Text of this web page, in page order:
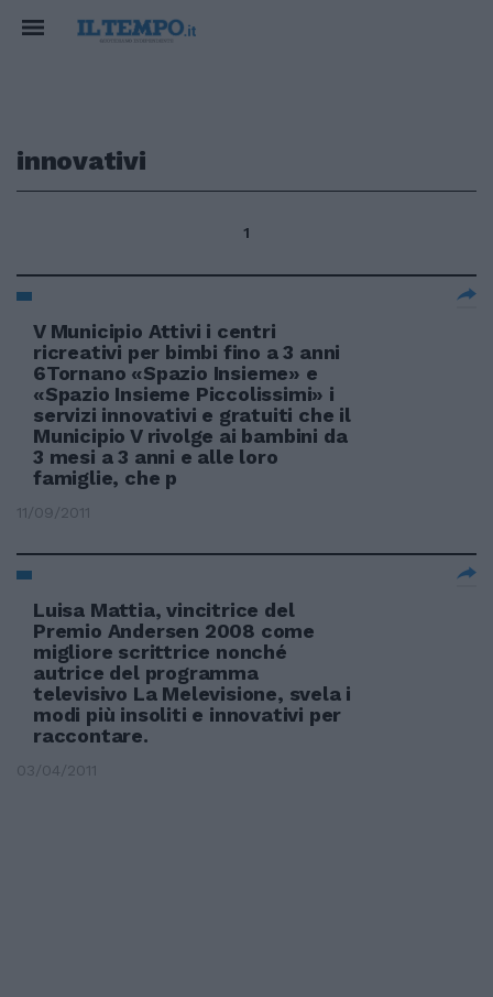
innovativi
1
V Municipio Attivi i centri
ricreativi per bimbi fino a 3 anni
6Tornano «Spazio Insieme» e
«Spazio Insieme Piccolissimi» i
servizi innovativi e gratuiti che il
Municipio V rivolge ai bambini da
3 mesi a 3 anni e alle loro
famiglie, che p
11/09/2011
Luisa Mattia, vincitrice del
Premio Andersen 2008 come
migliore scrittrice nonché
autrice del programma
televisivo La Melevisione, svela i
modi più insoliti e innovativi per
raccontare.
03/04/2011